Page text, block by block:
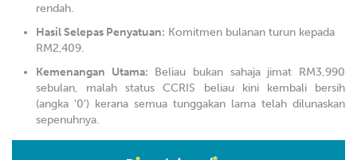
rendah.
Hasil Selepas Penyatuan: Komitmen bulanan turun kepada
RM2,409.
Kemenangan Utama: Beliau bukan sahaja jimat RM3,990
sebulan, malah status CCRIS beliau kini kembali bersih
(angka '0') kerana semua tunggakan lama telah dilunaskan
sepenuhnya.